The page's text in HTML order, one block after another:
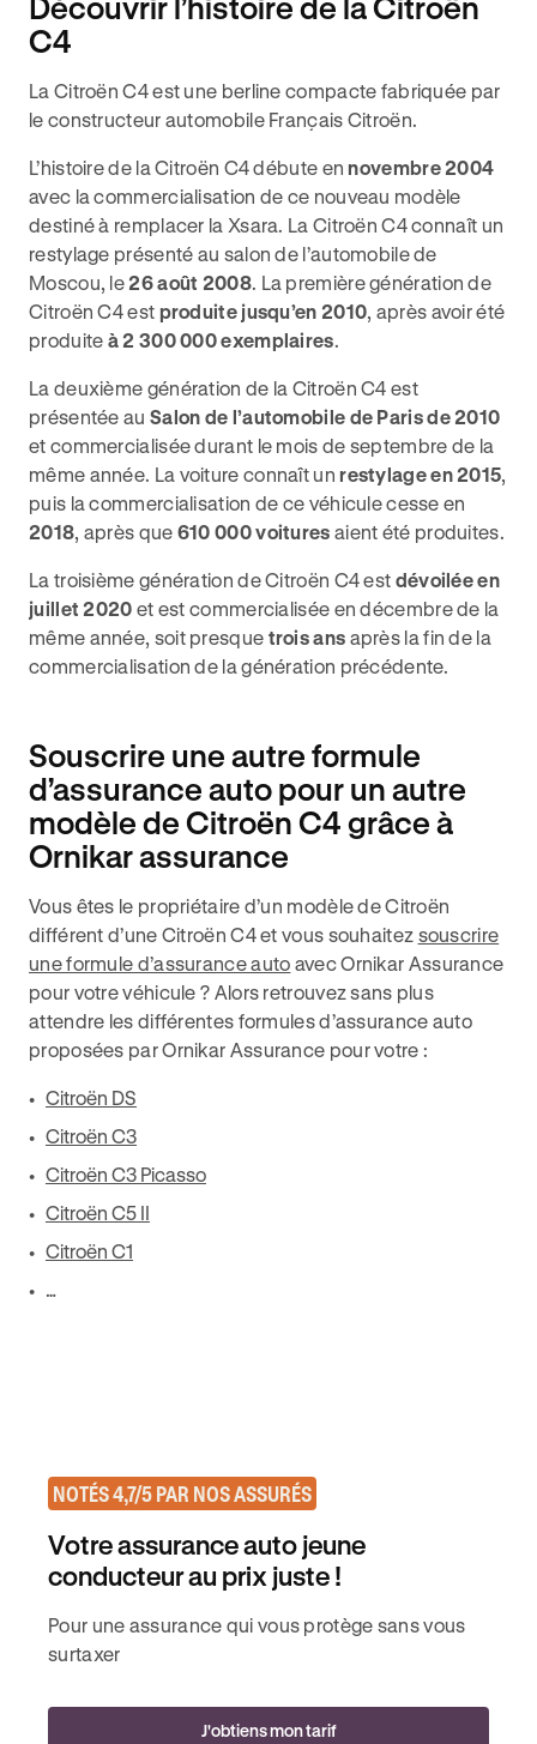
Découvrir l’histoire de la Citroën
C4
La Citroën C4 est une berline compacte fabriquée par
le constructeur automobile Français Citroën.
L’histoire de la Citroën C4 débute ennovembre 2004
avec la commercialisation de ce nouveau modèle
destiné à remplacer la Xsara. La Citroën C4 connaît un
restylage présenté au salon de l’automobile de
Moscou, le 26 août 2008. La première génération de
Citroën C4 est produite jusqu’en 2010, après avoir été
produite à 2 300 000 exemplaires.
La deuxième génération de la Citroën C4 est
présentée au Salon de l’automobile de Paris de 2010
et commercialisée durant le mois de septembre de la
même année. La voiture connaît unrestylage en 2015,
puis la commercialisation de ce véhicule cesse en
2018, après que 610 000 voitures aient été produites.
La troisième génération de Citroën C4 est dévoilée en
juillet 2020 et est commercialisée en décembre de la
même année, soit presque trois ans après la fin de la
commercialisation de la génération précédente.
Souscrire une autre formule
d’assurance auto pour un autre
modèle de Citroën C4 grâce à
Ornikar assurance
Vous êtes le propriétaire d’un modèle de Citroën
différent d’une Citroën C4 et vous souhaitez souscrire
une formule d’assurance auto avec Ornikar Assurance
pour votre véhicule ? Alors retrouvez sans plus
attendre les différentes formules d’assurance auto
proposées par Ornikar Assurance pour votre :
Citroën DS
Citroën C3
Citroën C3 Picasso
Citroën C5 II
Citroën C1
…
NOTÉS 4,7/5 PAR NOS ASSURÉS
Votre assurance auto jeune
conducteur au prix juste !
Pour une assurance qui vous protège sans vous
surtaxer
J'obtiens mon tarif